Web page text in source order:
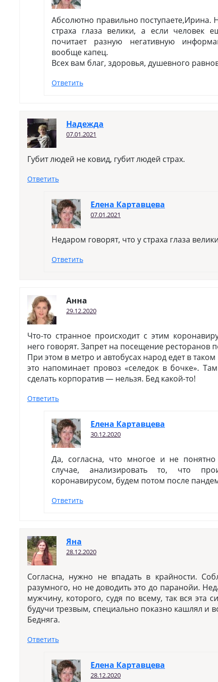
Абсолютно правильно поступаете,Ирина.
страха глаза велики, а если человек
почитает разную негативную
вообще капец.
Всех вам благ, здоровья, душевного
Ответить
Надежда
07.01.2021
Губит людей не ковид, губит людей страх.
Ответить
Елена Картавцева
07.01.2021
Недаром говорят, что у страха глаза
Ответить
Анна
29.12.2020
Что-то странное происходит с этим
него говорят. Запрет на посещение ресторанов
При этом в метро и автобусах народ едет в
это напоминает провоз «селедок в бочке».
сделать корпоратив — нельзя. Бед какой-то!
Ответить
Елена Картавцева
30.12.2020
Да, согласна, что многое и не
случае, анализировать то, что
коронавирусом, будем потом после
Ответить
Яна
28.12.2020
Согласна, нужно не впадать в крайности.
разумного, но не доводить это до паранойи.
мужчину, которого, судя по всему, так вся эта
будучи трезвым, специально показно кашлял и
Бедняга.
Ответить
Елена Картавцева
28.12.2020